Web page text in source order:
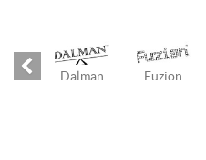
Dalman Fuzion